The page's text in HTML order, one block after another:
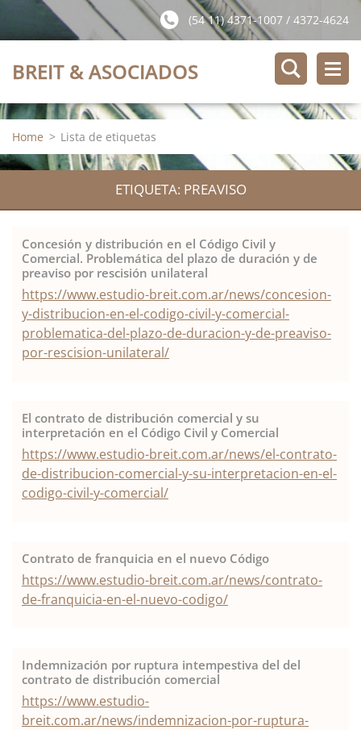
(54 11) 4371-1007 / 4372-4624
BREIT & ASOCIADOS
Home > Lista de etiquetas
ETIQUETA: PREAVISO
Concesión y distribución en el Código Civil y
Comercial. Problemática del plazo de duración y de
preaviso por rescisión unilateral
https://www.estudio-breit.com.ar/news/concesion-
y-distribucion-en-el-codigo-civil-y-comercial-
problematica-del-plazo-de-duracion-y-de-preaviso-
por-rescision-unilateral/
El contrato de distribución comercial y su
interpretación en el Código Civil y Comercial
https://www.estudio-breit.com.ar/news/el-contrato-
de-distribucion-comercial-y-su-interpretacion-en-el-
codigo-civil-y-comercial/
Contrato de franquicia en el nuevo Código
https://www.estudio-breit.com.ar/news/contrato-
de-franquicia-en-el-nuevo-codigo/
Indemnización por ruptura intempestiva del del
contrato de distribución comercial
https://www.estudio-
breit.com.ar/news/indemnizacion-por-ruptura-